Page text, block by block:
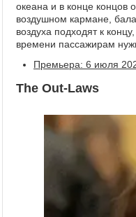
океана и в конце концов
воздушном кармане,
воздуха подходят к
времени пассажирам
Премьера: 6 июля
The Out-Laws